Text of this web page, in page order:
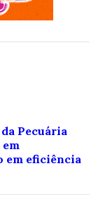
Pecuária
em eficiência